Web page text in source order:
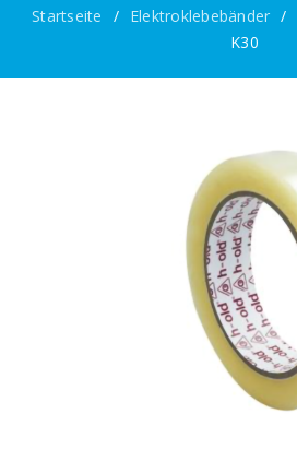
Startseite / Elektroklebebänder /
K30